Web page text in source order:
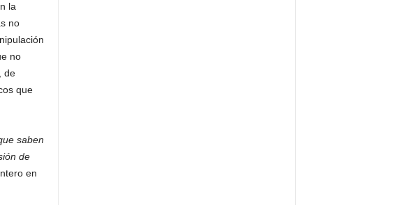
la
no
no
de
que
saben
de
en